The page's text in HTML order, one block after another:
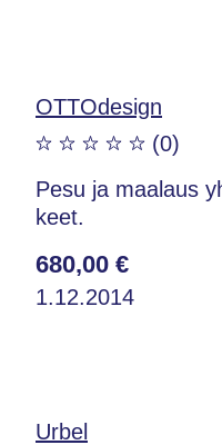
OTTOdesign
(0)
Pesu ja maalaus
keet.
680,00 €
1.12.2014
Urbel